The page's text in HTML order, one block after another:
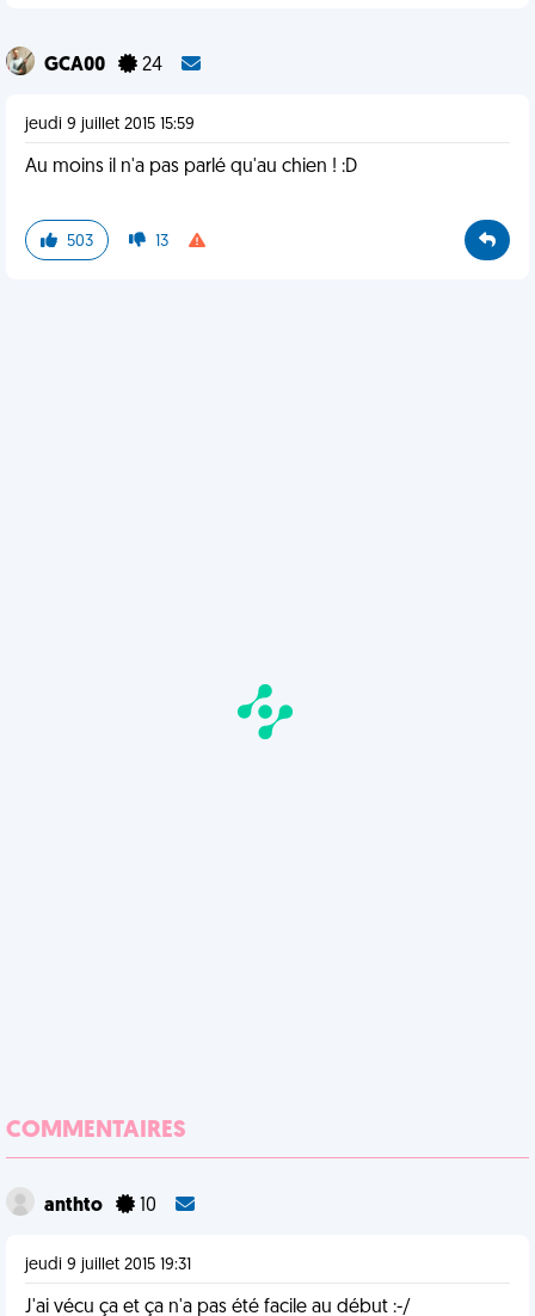
GCA00 24
jeudi 9 juillet 2015 15:59
Au moins il n'a pas parlé qu'au chien ! :D
503 13
COMMENTAIRES
anthto 10
jeudi 9 juillet 2015 19:31
J'ai vécu ça et ça n'a pas été facile au début :-/